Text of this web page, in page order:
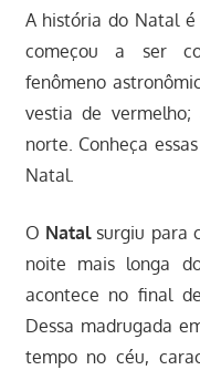
A história do Natal
começou a ser
fenômeno
vestia de
norte. Conheça
Natal.
O Natalsurgiu para
noite mais longa
acontece no final
Dessa madrugada
tempo no céu,